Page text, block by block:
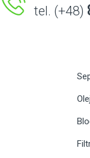
tel. (+48)